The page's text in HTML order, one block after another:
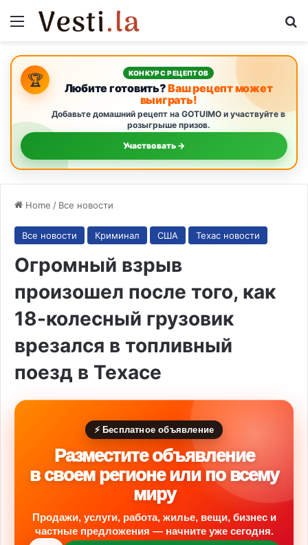
Menu
🏆 КОНКУРС РЕЦЕПТОВ
Любите готовить?Ваш рецепт может
выиграть!
Добавьте домашний рецепт на GOTUIMO и участвуйте в
розыгрыше призов.
Участвовать →
Home / Все новости
Все новости Криминал США Техас новости
Огромный взрыв
произошел после того, как
18-колесный грузовик
врезался в топливный
поезд в Техасе
⚡ Бесплатное объявление
Разместите объявление
в своем регионе или по всему
миру
Продажи, услуги, работа, жилье, вещи, бизнес и
частные предложения — начните уже сегодня.